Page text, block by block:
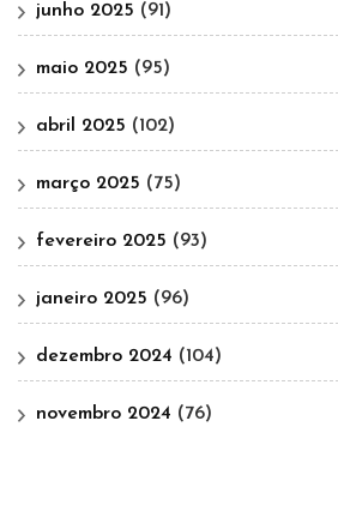
junho 2025 (91)
maio 2025 (95)
abril 2025 (102)
março 2025 (75)
fevereiro 2025 (93)
janeiro 2025 (96)
dezembro 2024 (104)
novembro 2024 (76)